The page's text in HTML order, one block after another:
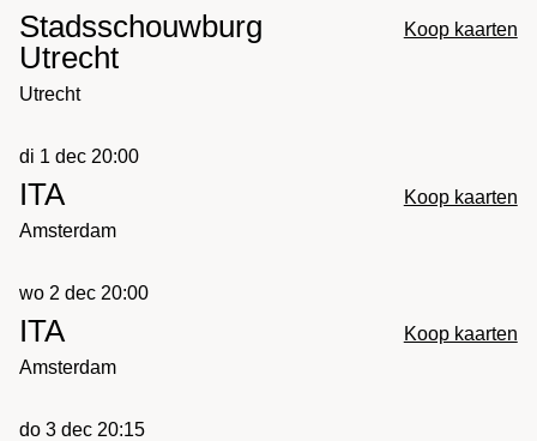
Stadsschouwburg
Utrecht
Utrecht
Koop kaarten
di 1 dec 20:00
ITA
Amsterdam
Koop kaarten
wo 2 dec 20:00
ITA
Amsterdam
Koop kaarten
do 3 dec 20:15